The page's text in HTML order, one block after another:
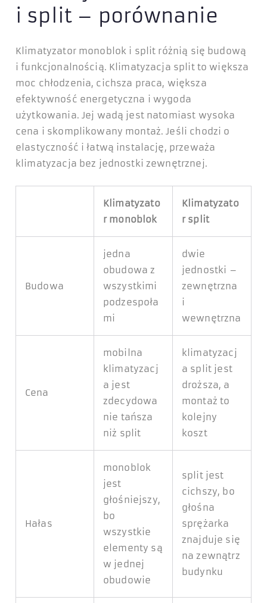
i split – porównanie
Klimatyzator monoblok i split różnią się budową
i funkcjonalnością. Klimatyzacja split to większa
moc chłodzenia, cichsza praca, większa
efektywność energetyczna i wygoda
użytkowania. Jej wadą jest natomiast wysoka
cena i skomplikowany montaż. Jeśli chodzi o
elastyczność i łatwą instalację, przeważa
klimatyzacja bez jednostki zewnętrznej.
Klimatyzato
r monoblok
Klimatyzato
r split
Budowa
jedna
obudowa z
wszystkimi
podzespoła
mi
dwie
jednostki –
zewnętrzna
i
wewnętrzna
Cena
mobilna
klimatyzacj
a jest
zdecydowa
nie tańsza
niż split
klimatyzacj
a split jest
droższa, a
montaż to
kolejny
koszt
Hałas
monoblok
jest
głośniejszy,
bo
wszystkie
elementy są
w jednej
obudowie
split jest
cichszy, bo
głośna
sprężarka
znajduje się
na zewnątrz
budynku